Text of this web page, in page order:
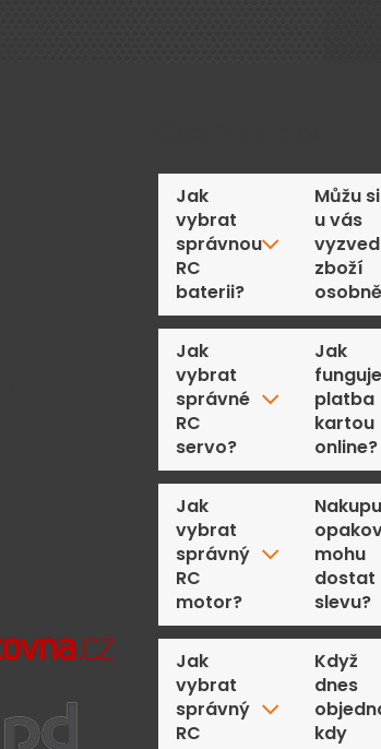
Jak
vybrat
správnou
RC
baterii?
Jak
vybrat
správné
RC
servo?
Jak
vybrat
správný
RC
motor?
Jak
vybrat
správný
RC
Můžu si
u vás
zboží
Jak
funguje
platba
kartou
online?
mohu
dostat
slevu?
Když
dnes
kdy